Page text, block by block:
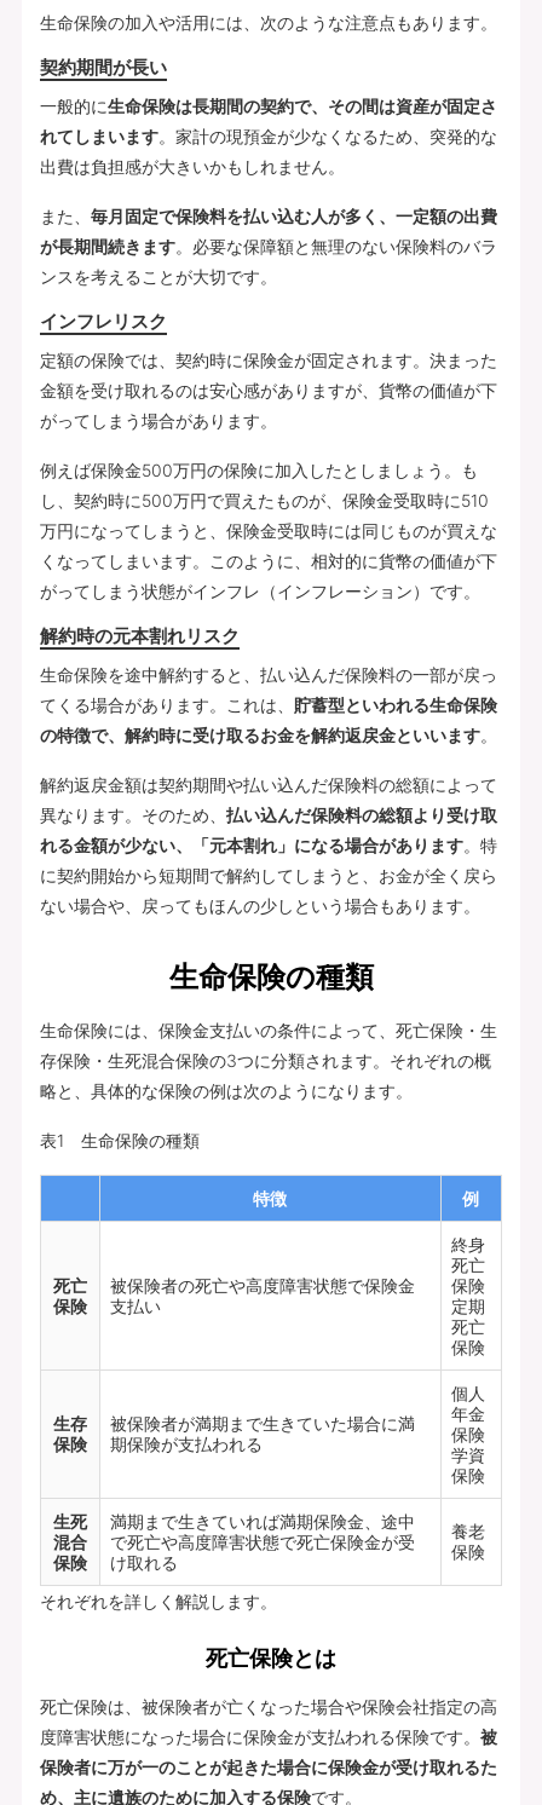
生命保険の加入や活用には、次のような注意点もあります。
契約期間が長い
一般的に生命保険は長期間の契約で、その間は資産が固定さ
れてしまいます。家計の現預金が少なくなるため、突発的な
出費は負担感が大きいかもしれません。
また、 毎月固定で保険料を払い込む人が多く、一定額の出費
が長期間続きます。必要な保障額と無理のない保険料のバラ
ンスを考えることが大切です。
インフレリスク
定額の保険では、契約時に保険金が固定されます。決まった
金額を受け取れるのは安心感がありますが、貨幣の価値が下
がってしまう場合があります。
例えば保険金500万円の保険に加入したとしましょう。も
し、契約時に500万円で買えたものが、保険金受取時に510
万円になってしまうと、保険金受取時には同じものが買えな
くなってしまいます。このように、相対的に貨幣の価値が下
がってしまう状態がインフレ（インフレーション）です。
解約時の元本割れリスク
生命保険を途中解約すると、払い込んだ保険料の一部が戻っ
てくる場合があります。これは、 貯蓄型といわれる生命保険
の特徴で、解約時に受け取るお金を解約返戻金といいます。
解約返戻金額は契約期間や払い込んだ保険料の総額によって
異なります。そのため、 払い込んだ保険料の総額より受け取
れる金額が少ない、「元本割れ」になる場合があります。特
に契約開始から短期間で解約してしまうと、お金が全く戻ら
ない場合や、戻ってもほんの少しという場合もあります。
生命保険の種類
生命保険には、保険金支払いの条件によって、死亡保険・生
存保険・生死混合保険の3つに分類されます。それぞれの概
略と、具体的な保険の例は次のようになります。
表1 生命保険の種類
特徴 例
死亡
保険
被保険者の死亡や高度障害状態で保険金
支払い
終身
死亡
保険
定期
死亡
保険
生存
保険
被保険者が満期まで生きていた場合に満
期保険が支払われる
個人
年金
保険
学資
保険
生死
混合
保険
満期まで生きていれば満期保険金、途中
で死亡や高度障害状態で死亡保険金が受
け取れる
養老
保険
それぞれを詳しく解説します。
死亡保険とは
死亡保険は、被保険者が亡くなった場合や保険会社指定の高
度障害状態になった場合に保険金が支払われる保険です。 被
保険者に万が一のことが起きた場合に保険金が受け取れるた
め、主に遺族のために加入する保険です。